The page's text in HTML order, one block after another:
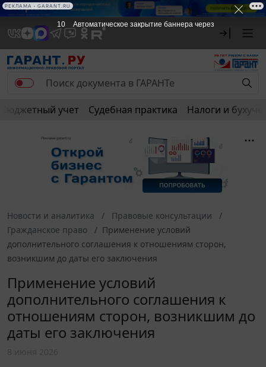
Бюджетный учет Судебная практика Налоги и
Новости и аналитика
Правовые консультации
Гражданское право
Применение условий
дополнительного соглашения к отношениям сторон,
возникшим до даты его заключения
Применение условий
дополнительного соглашения к
отношениям сторон, возникшим до
даты его заключения
10 Автоматическое закрытие баннера через
РЕКЛАМА • GARANT.RU